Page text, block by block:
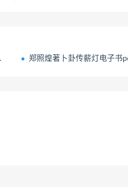
郑照煌著卜卦传薪灯电子书